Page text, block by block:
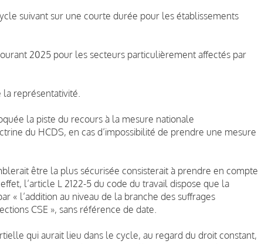
suivant sur une courte durée pour les établissements
2025 pour les secteurs particulièrement affectés par
représentativité.
la piste du recours à la mesure nationale
du HCDS, en cas d’impossibilité de prendre une mesure
être la plus sécurisée consisterait à prendre en compte
l’article L 2122-5 du code du travail dispose que la
« l’addition au niveau de la branche des suffrages
CSE », sans référence de date.
qui aurait lieu dans le cycle, au regard du droit constant,